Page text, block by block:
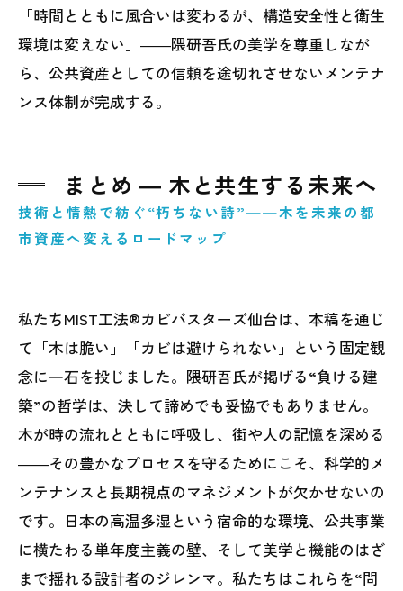
「時間とともに風合いは変わるが、構造安全性と衛生
環境は変えない」――隈研吾氏の美学を尊重しなが
ら、公共資産としての信頼を途切れさせないメンテナ
ンス体制が完成する。
まとめ ― 木と共生する未来へ
技術と情熱で紡ぐ“朽ちない詩”──木を未来の都
市資産へ変えるロードマップ
私たちMIST工法®カビバスターズ仙台は、本稿を通じ
て「木は脆い」「カビは避けられない」という固定観
念に一石を投じました。隈研吾氏が掲げる“負ける建
築”の哲学は、決して諦めでも妥協でもありません。
木が時の流れとともに呼吸し、街や人の記憶を深める
――その豊かなプロセスを守るためにこそ、科学的メ
ンテナンスと長期視点のマネジメントが欠かせないの
です。日本の高温多湿という宿命的な環境、公共事業
に横たわる単年度主義の壁、そして美学と機能のはざ
まで揺れる設計者のジレンマ。私たちはこれらを“問